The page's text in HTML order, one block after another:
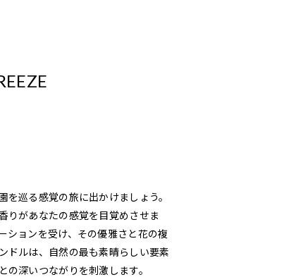
巡る感覚の旅に出かけましょう。
りがあなたの感覚を目覚めさせま
ションを受け、その優雅さと花の複
ドルは、自然の最も素晴らしい要素
深いつながりを刺激します。